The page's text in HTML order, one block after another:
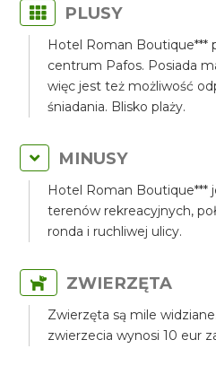
PLUSY
Hotel Roman Boutique***
centrum Pafos. Posiada
więc jest też możliwość
śniadania. Blisko plaży.
MINUSY
Hotel Roman Boutique***
terenów rekreacyjnych,
ronda i ruchliwej ulicy.
ZWIERZĘTA
Zwierzęta są mile
zwierzecia wynosi 10 eur